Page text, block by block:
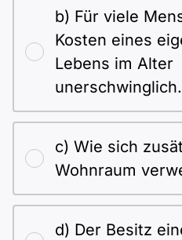
b) Für viele
Kosten eines
Lebens im Alter
unerschwinglich.
c) Wie sich
Wohnraum
d) Der Besitz